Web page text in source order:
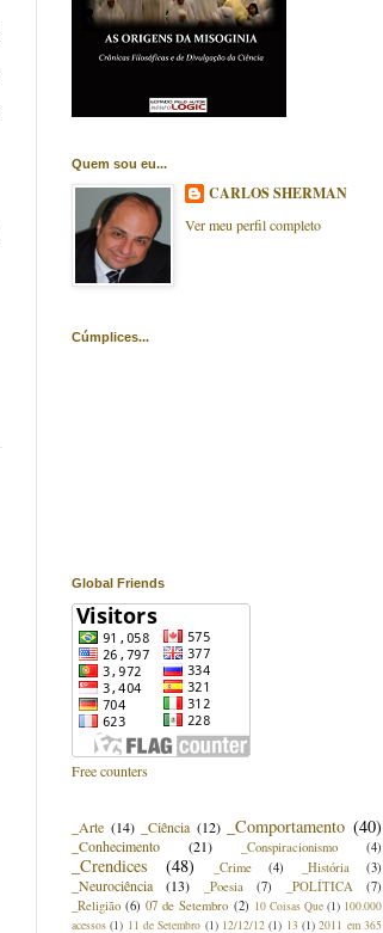
Quem sou eu...
CARLOS SHERMAN
Ver meu perfil completo
Cúmplices...
Global Friends
Free counters
_Arte (14) _Ciência (12) _Comportamento (40)
_Conhecimento (21) _Conspiracionismo (4)
_Crendices (48) _Crime (4) _História (3)
_Neurociência (13) _Poesia (7) _POLÍTICA
(7)
_Religião (6) 07 de Setembro (2) 10 Coisas Que (1) 100.000
acessos (1) 11 de Setembro (1) 12/12/12 (1) 13 (1) 2011 em 365